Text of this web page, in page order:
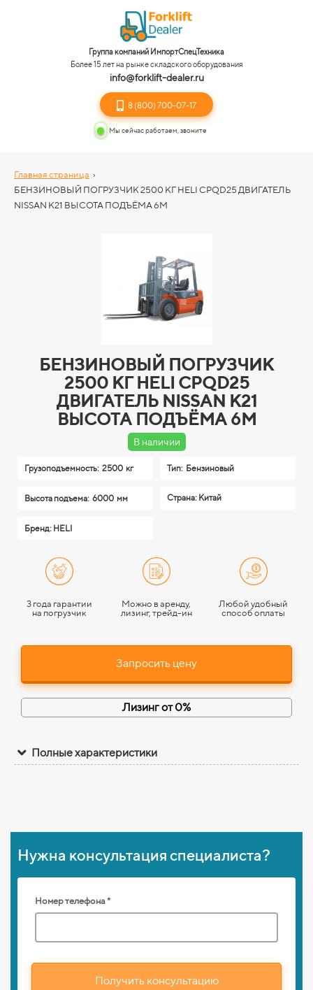
Группа компаний ИмпортСпецТехника
Более 15 лет на рынке складского оборудования
info@forklift-dealer.ru
8 (800) 700-07-17
Мы сейчас работаем, звоните
Главная страница ›
БЕНЗИНОВЫЙ ПОГРУЗЧИК 2500 КГ HELI CPQD25 ДВИГАТЕЛЬ
NISSAN K21 ВЫСОТА ПОДЪЁМА 6М
БЕНЗИНОВЫЙ ПОГРУЗЧИК
2500 КГ HELI CPQD25
ДВИГАТЕЛЬ NISSAN K21
ВЫСОТА ПОДЪЁМА 6М
В наличии
Грузоподъемность: 2500 кг Тип: Бензиновый
Высота подъема: 6000 мм Страна: Китай
Бренд: HELI
3 года гарантии
на погрузчик
Можно в аренду,
лизинг, трейд-ин
Любой удобный
способ оплаты
Запросить цену
Лизинг от 0%
Полные характеристики
Нужна консультация специалиста?
Номер телефона *
Получить консультацию